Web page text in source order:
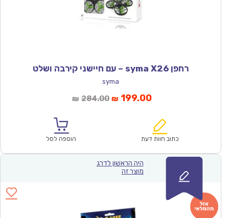
רחפן syma X26 – עם חיישני קירבה ושלט
syma
₪ 284.00המחיר
₪284.00.
₪ 199.00המחיר
הוא:
כתוב חוות דעת הוספה לסל
היה הראשון לדרג
מוצר זה